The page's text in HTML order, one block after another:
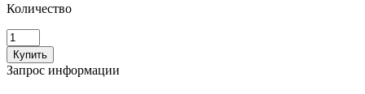
Количество
Запрос информации